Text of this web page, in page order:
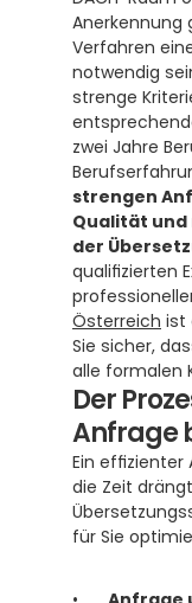
Verfahren
notwendig
strenge
zwei Jahre
strengen
Qualität
der
qualifizierten
Österreich ist
Sie sicher,
alle formalen
Der
Anfrage
Ein
die Zeit
für Sie